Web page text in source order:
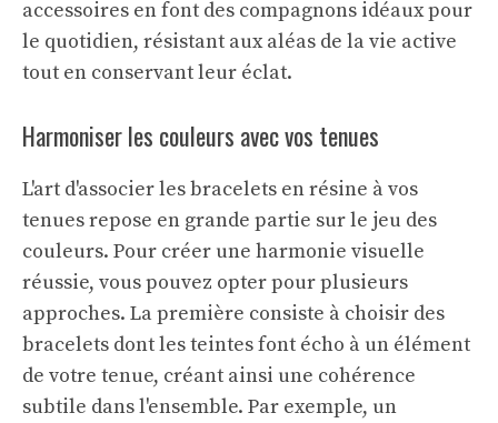
accessoires en font des compagnons idéaux pour
le quotidien, résistant aux aléas de la vie active
tout en conservant leur éclat.
Harmoniser les couleurs avec vos tenues
L'art d'associer les bracelets en résine à vos
tenues repose en grande partie sur le jeu des
couleurs. Pour créer une harmonie visuelle
réussie, vous pouvez opter pour plusieurs
approches. La première consiste à choisir des
bracelets dont les teintes font écho à un élément
de votre tenue, créant ainsi une cohérence
subtile dans l'ensemble. Par exemple, un